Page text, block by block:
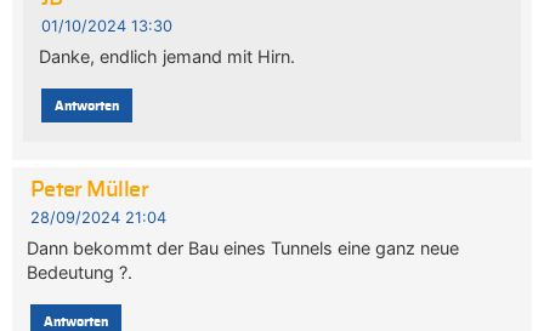
01/10/2024 13:30
Danke, endlich jemand mit Hirn.
Antworten
Peter Müller
28/09/2024 21:04
Dann bekommt der Bau eines Tunnels eine ganz neue
Bedeutung ?.
Antworten